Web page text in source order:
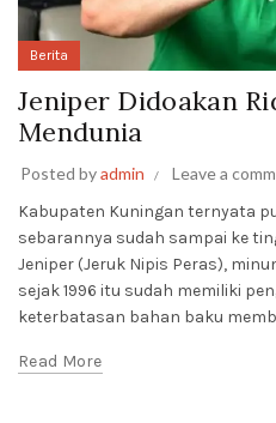
Berita
Jeniper Didoakan
Mendunia
Posted byadmin
Leave a
Kabupaten Kuningan ternyata
sebarannya sudah sampai ke
Jeniper (Jeruk Nipis Peras),
sejak 1996 itu sudah memiliki
keterbatasan bahan baku
Read More